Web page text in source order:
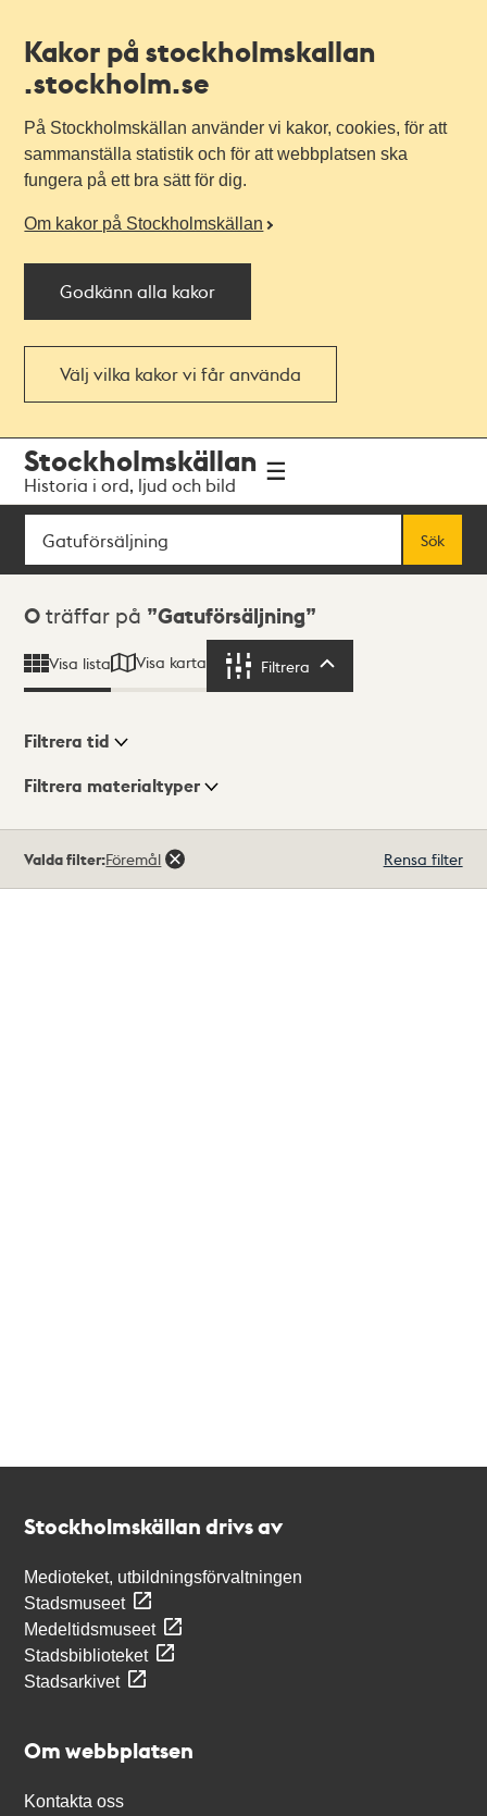
Kakor på stockholmskallan
.stockholm.se
På Stockholmskällan använder vi kakor, cookies, för att
sammanställa statistik och för att webbplatsen ska
fungera på ett bra sätt för dig.
Om kakor på Stockholmskällan
Godkänn alla kakor
Välj vilka kakor vi får använda
navigationen
huvudinnehållet
Stockholmskällan
Historia i ord, ljud och bild
Sök
Sök
Sökresultat
0 träffar på Gatuförsäljning
Visa lista Visa karta Filtrera
Visningsläge
Filtrera tid
Filtrera materialtyper
träffar
Valda filter:Föremål Rensa filter
Stockholmskällan drivs av
Medioteket, utbildningsförvaltningen
Stadsmuseet
Medeltidsmuseet
Stadsbiblioteket
Stadsarkivet
Om webbplatsen
Kontakta oss